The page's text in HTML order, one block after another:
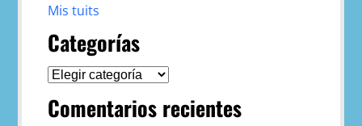
Mis tuits
Categorías
Categorías
Comentarios recientes